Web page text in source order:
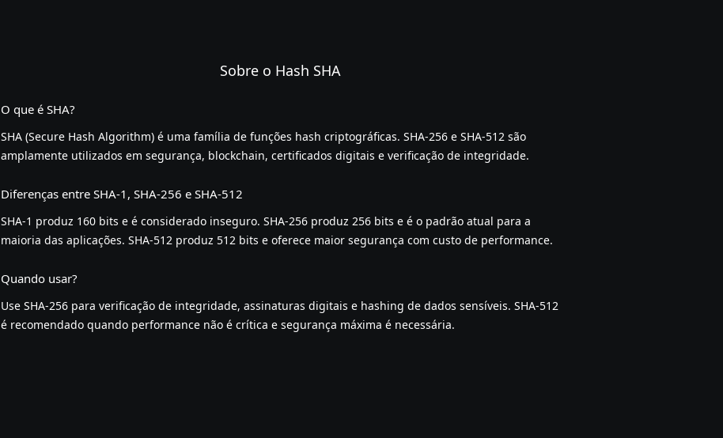
Sobre o Hash SHA
O que é SHA?
SHA (Secure Hash Algorithm) é uma família de funções hash criptográficas. SHA-256 e SHA-512 são
amplamente utilizados em segurança, blockchain, certificados digitais e verificação de integridade.
Diferenças entre SHA-1, SHA-256 e SHA-512
SHA-1 produz 160 bits e é considerado inseguro. SHA-256 produz 256 bits e é o padrão atual para a
maioria das aplicações. SHA-512 produz 512 bits e oferece maior segurança com custo de performance.
Quando usar?
Use SHA-256 para verificação de integridade, assinaturas digitais e hashing de dados sensíveis. SHA-512
é recomendado quando performance não é crítica e segurança máxima é necessária.